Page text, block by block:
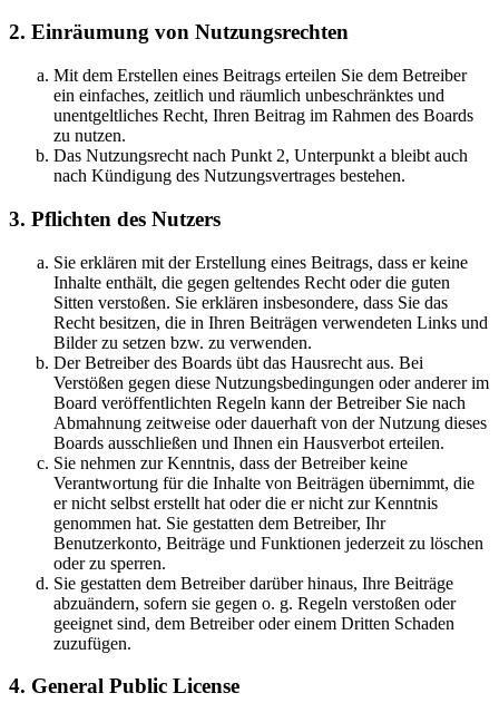
2. Einräumung von Nutzungsrechten
Mit dem Erstellen eines Beitrags erteilen Sie dem Betreiber
ein einfaches, zeitlich und räumlich unbeschränktes und
unentgeltliches Recht, Ihren Beitrag im Rahmen des Boards
zu nutzen.
Das Nutzungsrecht nach Punkt 2, Unterpunkt a bleibt auch
nach Kündigung des Nutzungsvertrages bestehen.
3. Pflichten des Nutzers
Sie erklären mit der Erstellung eines Beitrags, dass er keine
Inhalte enthält, die gegen geltendes Recht oder die guten
Sitten verstoßen. Sie erklären insbesondere, dass Sie das
Recht besitzen, die in Ihren Beiträgen verwendeten Links und
Bilder zu setzen bzw. zu verwenden.
Der Betreiber des Boards übt das Hausrecht aus. Bei
Verstößen gegen diese Nutzungsbedingungen oder anderer im
Board veröffentlichten Regeln kann der Betreiber Sie nach
Abmahnung zeitweise oder dauerhaft von der Nutzung dieses
Boards ausschließen und Ihnen ein Hausverbot erteilen.
Sie nehmen zur Kenntnis, dass der Betreiber keine
Verantwortung für die Inhalte von Beiträgen übernimmt, die
er nicht selbst erstellt hat oder die er nicht zur Kenntnis
genommen hat. Sie gestatten dem Betreiber, Ihr
Benutzerkonto, Beiträge und Funktionen jederzeit zu löschen
oder zu sperren.
Sie gestatten dem Betreiber darüber hinaus, Ihre Beiträge
abzuändern, sofern sie gegen o. g. Regeln verstoßen oder
geeignet sind, dem Betreiber oder einem Dritten Schaden
zuzufügen.
4. General Public License